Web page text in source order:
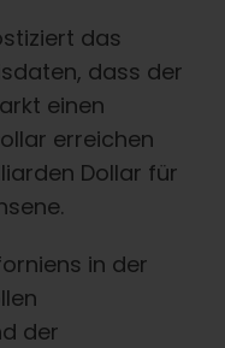
das
dass der
einen
erreichen
Dollar für
in der
der